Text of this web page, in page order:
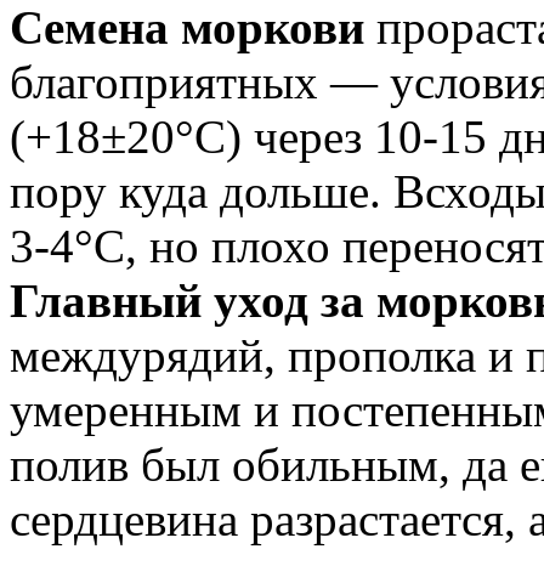
Семена моркови
благоприятных —
(+18±20°С) через 10-15
пору куда дольше.
3-4°С, но плохо
Главный уход за
междурядий, прополка и
умеренным и
полив был обильным, да
сердцевина разрастается,